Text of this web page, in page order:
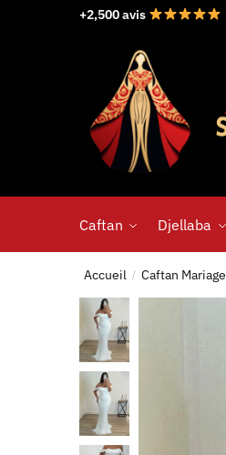
+2,500 avis
Caftan Djellaba
Accueil / Caftan Mariage